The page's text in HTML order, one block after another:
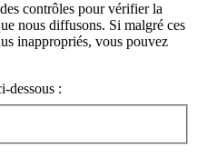
contrôles pour vérifier la
nous diffusons. Si malgré ces
inappropriés, vous pouvez
dessous :